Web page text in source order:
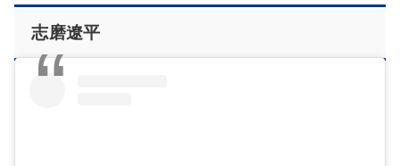
志磨遼平